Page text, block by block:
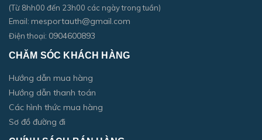
(Từ 8hh00 đến 23h00 các ngày trong tuần)
Email: mesportauth@gmail.com
Điện thoại: 0904600893
CHĂM SÓC KHÁCH HÀNG
Hướng dẫn mua hàng
Hướng dẫn thanh toán
Các hình thức mua hàng
Sơ đồ đường đi